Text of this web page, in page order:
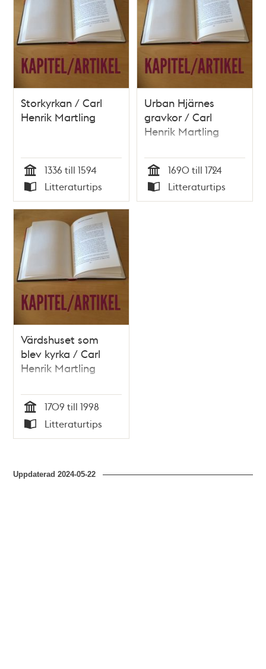
Storkyrkan / Carl
Henrik Martling
Tid
1336 till 1594
Typ
Litteraturtips
Urban Hjärnes
gravkor / Carl
Henrik Martling
Tid
1690 till 1724
Typ
Litteraturtips
Värdshuset som
blev kyrka / Carl
Henrik Martling
Tid
1709 till 1998
Typ
Litteraturtips
Uppdaterad2024-05-22